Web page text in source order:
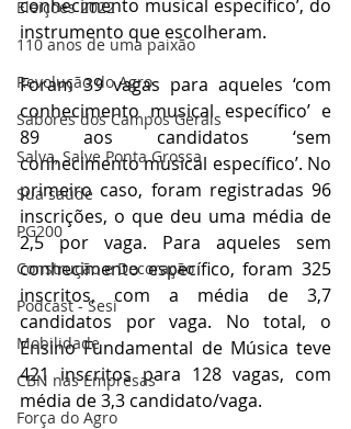
Eleições 2022
110 anos de uma paixão
Revolução do Agro
Sabores dos Campos Gerais
Salva, Salve Ponta Grossa
Sua saúde
PG200
Construção e Decoração
Podcast - Sesi
Mobilidade
CBN nas Empresas
Força do Agro
conhecimento musical específico’, do
instrumento que escolheram.
Foram 39 vagas para aqueles ‘com
conhecimento musical específico’ e
89 aos candidatos ‘sem
conhecimento musical específico’. No
primeiro caso, foram registradas 96
inscrições, o que deu uma média de
2,5 por vaga. Para aqueles sem
conhecimento específico, foram 325
inscritos, com a média de 3,7
candidatos por vaga. No total, o
Ensino Fundamental de Música teve
421 inscritos para 128 vagas, com
média de 3,3 candidato/vaga.